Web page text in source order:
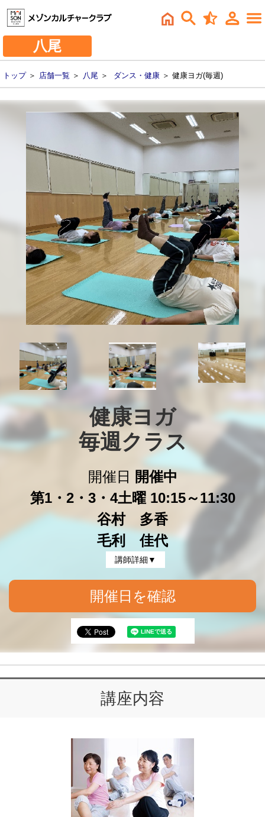
八尾
トップ＞ 店舗一覧 ＞ 八尾 ＞ ダンス・健康 ＞ 健康ヨガ(毎週)
健康ヨガ
毎週クラス
開催日
開催中
第1・2・3・4土曜 10:15～11:30
谷村 多香
毛利 佳代
講師詳細▼
開催日を確認
講座内容